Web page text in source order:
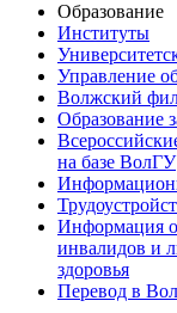
Образование
Институты
Управление
Волжский
Образование
на базе ВолГУ
Информация о
инвалидов и
здоровья
Перевод в